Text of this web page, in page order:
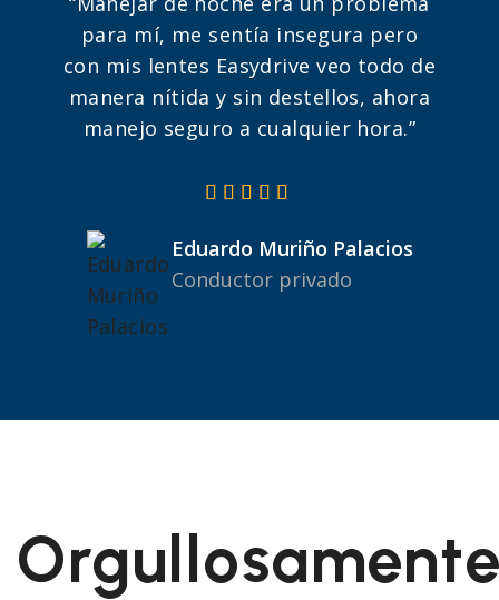
para mí, me sentía insegura pero
con mis lentes Easydrive veo todo de
manera nítida y sin destellos, ahora
manejo seguro a cualquier hora.”
Eduardo Muriño Palacios
Conductor privado